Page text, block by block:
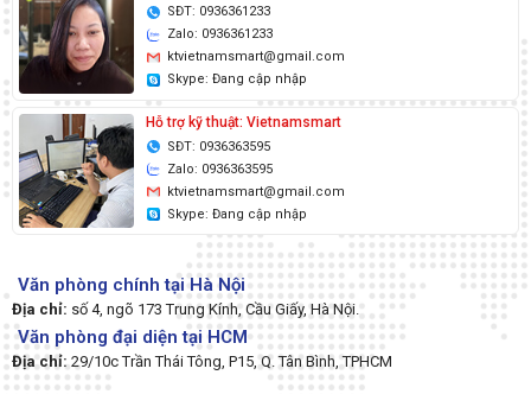
SĐT: 0936361233
Zalo: 0936361233
ktvietnamsmart@gmail.com
Skype: Đang cập nhập
Hỗ trợ kỹ thuật: Vietnamsmart
SĐT: 0936363595
Zalo: 0936363595
ktvietnamsmart@gmail.com
Skype: Đang cập nhập
Văn phòng chính tại Hà Nội
Địa chỉ: số 4, ngõ 173 Trung Kính, Cầu Giấy, Hà Nội.
Văn phòng đại diện tại HCM
Địa chỉ: 29/10c Trần Thái Tông, P15, Q. Tân Bình, TPHCM